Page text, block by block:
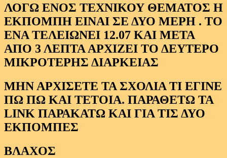
ΛΟΓΩ ΕΝΟΣ ΤΕΧΝΙΚΟΥ ΘΕΜΑΤΟΣ Η
ΕΚΠΟΜΠΗ ΕΙΝΑΙ ΣΕ ΔΥΟ ΜΕΡΗ . ΤΟ
ΕΝΑ ΤΕΛΕΙΩΝΕΙ 12.07 ΚΑΙ ΜΕΤΑ
ΑΠΟ 3 ΛΕΠΤΑ ΑΡΧΙΖΕΙ ΤΟ ΔΕΥΤΕΡΟ
ΜΙΚΡΟΤΕΡΗΣ ΔΙΑΡΚΕΙΑΣ
ΜΗΝ ΑΡΧΙΣΕΤΕ ΤΑ ΣΧΟΛΙΑ ΤΙ ΕΓΙΝΕ
ΠΩ ΠΩ ΚΑΙ ΤΕΤΟΙΑ. ΠΑΡΑΘΕΤΩ ΤΑ
LINK ΠΑΡΑΚΑΤΩ ΚΑΙ ΓΙΑ ΤΙΣ ΔΥΟ
ΕΚΠΟΜΠΕΣ
ΒΛΑΧΟΣ